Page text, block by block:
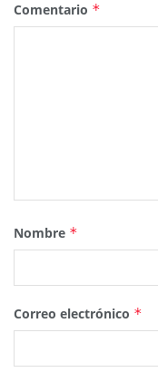
Comentario *
Nombre *
Correo electrónico *